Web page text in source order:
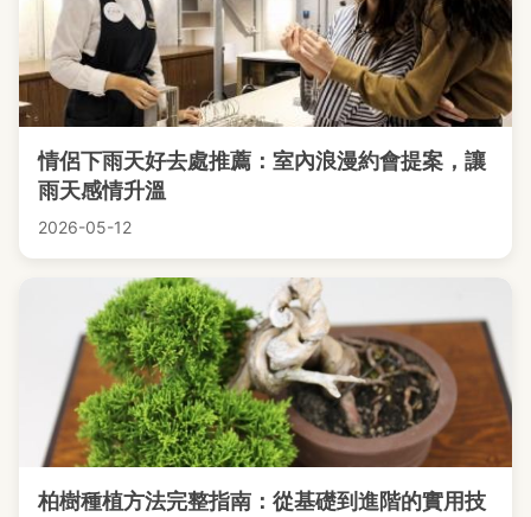
情侶下雨天好去處推薦：室內浪漫約會提案，讓
雨天感情升溫
2026-05-12
柏樹種植方法完整指南：從基礎到進階的實用技